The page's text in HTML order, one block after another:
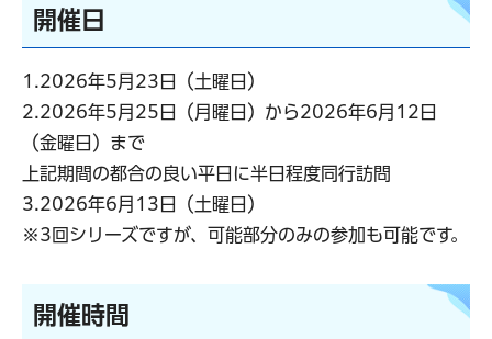
開催日
1.2026年5月23日（土曜日）
2.2026年5月25日（月曜日）から2026年6月12日
（金曜日）まで
上記期間の都合の良い平日に半日程度同行訪問
3.2026年6月13日（土曜日）
※3回シリーズですが、可能部分のみの参加も可能です。
開催時間